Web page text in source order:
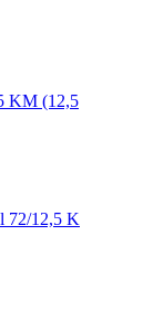
KM (12,5